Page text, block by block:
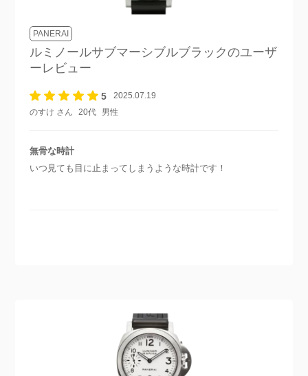
PANERAI
ルミノールサブマーシブルブラックのユーザ
ーレビュー
5
2025.07.19
のすけ さん
20代 男性
無骨な時計
いつ見ても目に止まってしまうような時計です！